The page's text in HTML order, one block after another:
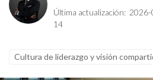
Última actualización:
14
Cultura de liderazgo y visión